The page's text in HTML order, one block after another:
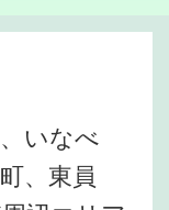
いなべ
、東員